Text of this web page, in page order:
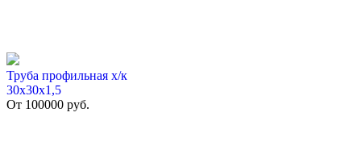
Труба профильная х/к
30х30х1,5
От 100000 руб.